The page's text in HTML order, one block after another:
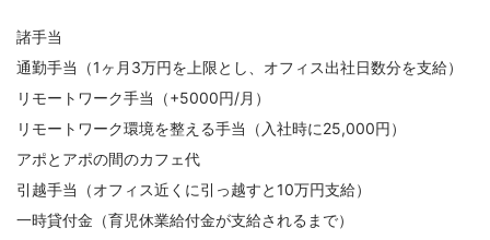
諸手当
通勤手当（1ヶ月3万円を上限とし、オフィス出社日数分を支給）
リモートワーク手当（+5000円/月）
リモートワーク環境を整える手当（入社時に25,000円）
アポとアポの間のカフェ代
引越手当（オフィス近くに引っ越すと10万円支給）
一時貸付金（育児休業給付金が支給されるまで）